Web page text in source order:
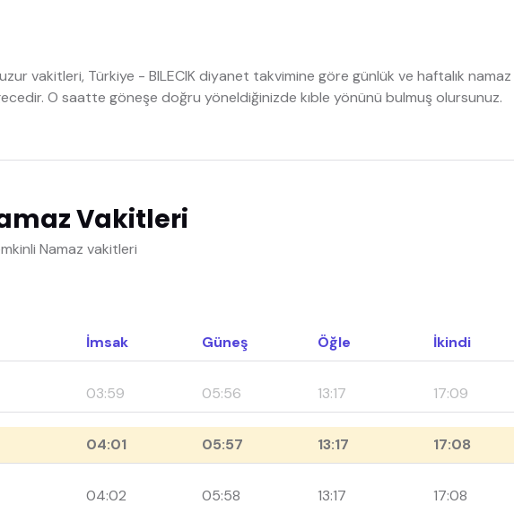
vakitleri, Türkiye - BILECIK diyanet takvimine göre günlük ve haftalık
gecedir. O saatte göneşe doğru yöneldiğinizde kıble yönünü bulmuş olursunuz.
Vakitleri
Namaz vakitleri
İmsak Güneş Öğle İkindi
03:59 05:56 13:17 17:09
04:01 05:57 13:17 17:08
04:02 05:58 13:17 17:08